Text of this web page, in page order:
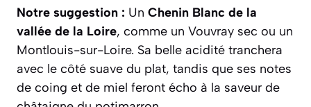
Notre suggestion : Un Chenin Blanc de la
vallée de la Loire, comme un Vouvray sec ou un
Montlouis-sur-Loire. Sa belle acidité tranchera
avec le côté suave du plat, tandis que ses notes
de coing et de miel feront écho à la saveur de